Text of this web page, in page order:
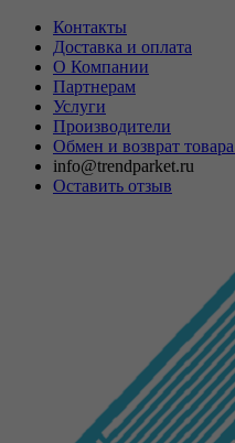
Контакты
Доставка и оплата
О Компании
Партнерам
Услуги
Производители
Обмен и возврат
info@trendparket.ru
Оставить отзыв